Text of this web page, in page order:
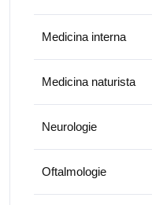
Medicina interna
Medicina naturista
Neurologie
Oftalmologie